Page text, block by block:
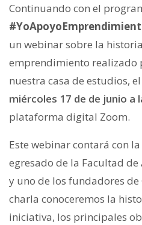
Continuando con el
un webinar sobre la
emprendimiento realizado
nuestra casa de estudios,
miércoles 17 de de junio a
plataforma digital Zoom.
Este webinar contará con
egresado de la Facultad de
y uno de los fundadores de
charla conoceremos la
iniciativa, los principales